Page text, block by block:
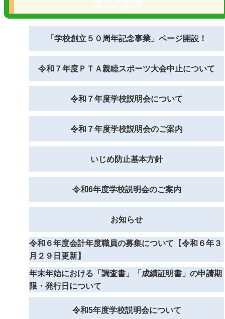
「学校創立５０周年記念事業」ページ開設！
令和７年度ＰＴＡ親睦スポーツ大会中止について
令和７年度学校説明会について
令和７年度学校説明会のご案内
いじめ防止基本方針
令和6年度学校説明会のご案内
お知らせ
令和６年度会計年度職員の募集について【令和６年３
月２９日更新】
年末年始における「調査書」「成績証明書」の申請期
限・発行日について
令和5年度学校説明会について